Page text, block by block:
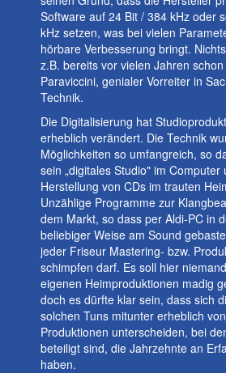
Software auf 24 Bit / 384 kHz oder
kHz setzen, was bei vielen
hörbare Verbesserung bringt.
z.B. bereits vor vielen Jahren
Paraviccini, genialer Vorreiter in
Technik.
Die Digitalisierung hat
erheblich verändert. Die Technik
Möglichkeiten so umfangreich, so
sein „digitales Studio" im Computer
Herstellung von CDs im trauten
Unzählige Programme zur
dem Markt, so dass per Aldi-PC in
beliebiger Weise am Sound
jeder Friseur Mastering- bzw.
schimpfen darf. Es soll hier
eigenen Heimproduktionen madig
doch es dürfte klar sein, dass sich
solchen Tuns mitunter erheblich
Produktionen unterscheiden, bei
beteiligt sind, die Jahrzehnte an
haben.